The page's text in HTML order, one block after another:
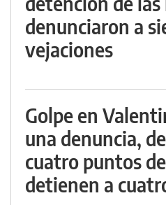
denunciaron a
vejaciones
Golpe en
una denuncia,
cuatro puntos
detienen a